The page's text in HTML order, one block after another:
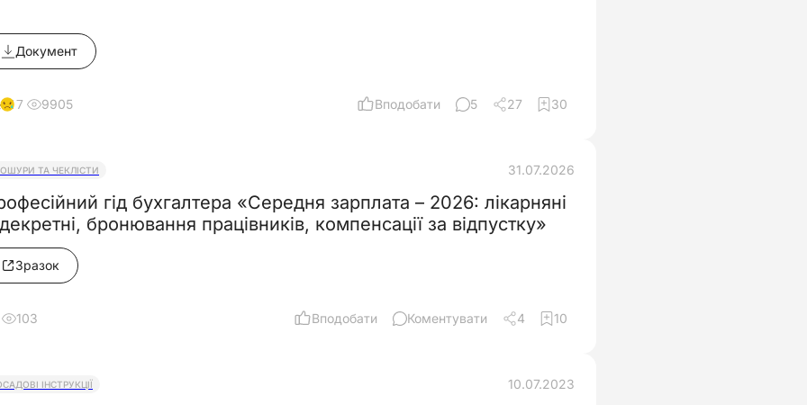
Документ
17 9905 Вподобати 5 27 30
ТА ЧЕКЛІСТИ 31.07.2026
гід бухгалтера «Середня зарплата – 2026: лікарняні
& декретні, бронювання працівників, компенсації за відпустку»
Зразок
103 Вподобати Коментувати 4 10
ІНСТРУКЦІЇ 10.07.2023